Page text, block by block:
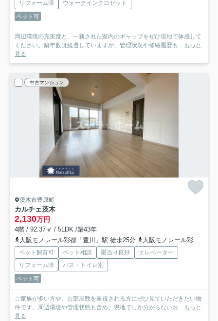
リフォーム済
ウォークインクロゼット
ペット可
周辺環境の充実度と、一新された室内のギャップをぜひ現地で体感して
ください。築年数は経過していますが、管理状況や修繕履歴も... もっと
見る
中古マンション
茨木市豊原町
カルチェ茨木
2,130万円
4階 / 92.37㎡ / 5LDK /築43年
大阪モノレール彩都「豊川」駅 徒歩25分
大阪モノレール彩都「阪大病院前」駅 徒歩50分
ペット飼育可 ペット相談 陽当り良好
エレベーター
リフォーム済
バス・トイレ別
ペット可
ご家族が多い方や、お部屋数を重視される方にぜひ見ていただきたい物
件です。周辺環境や管理状態も含め、現地でしか分からないお... もっと
見る